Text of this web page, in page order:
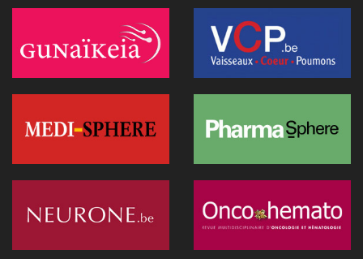
anticiper la décompensation cardiaque
10 juillet 2026 - 12:25
Médecins et réseaux sociaux: l'Ordre appelle à la prudence
dans la diffusion d'informations
diagnostic médical par l'IA (étude)
07 juillet 2026 - 09:34
L’Hôpital Imelda premier en Belgique à déployer une IA
réduisant la dose de rayonnement en cathétérisme